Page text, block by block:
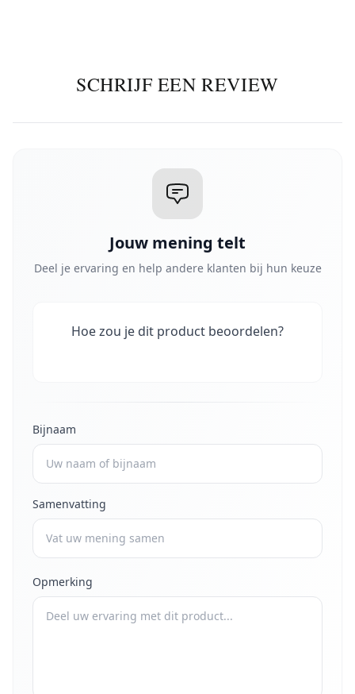
SCHRIJF EEN REVIEW
Jouw mening telt
Deel je ervaring en help andere klanten bij hun keuze
Hoe zou je dit product beoordelen?
Bijnaam
Samenvatting
Opmerking